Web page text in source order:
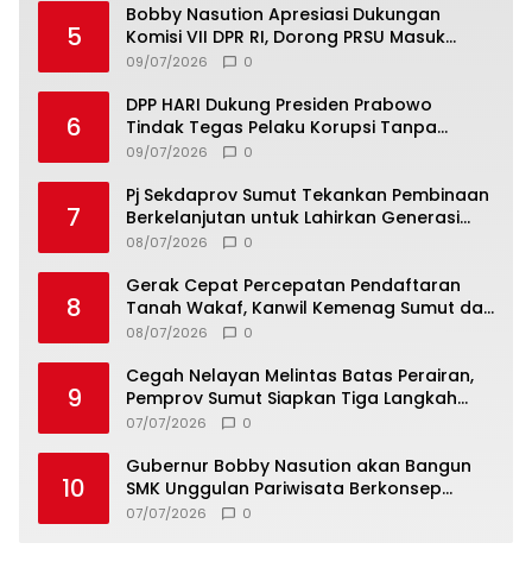
5
Bobby Nasution Apresiasi Dukungan
Komisi VII DPR RI, Dorong PRSU Masuk
Kalender Event Nasional
09/07/2026 0
6
DPP HARI Dukung Presiden Prabowo
Tindak Tegas Pelaku Korupsi Tanpa
Tebang Pilih
09/07/2026 0
7
Pj Sekdaprov Sumut Tekankan Pembinaan
Berkelanjutan untuk Lahirkan Generasi
Qurani Berkarakter
08/07/2026 0
8
Gerak Cepat Percepatan Pendaftaran
Tanah Wakaf, Kanwil Kemenag Sumut dan
Lintas Instansi Bahas Draf MoU
08/07/2026 0
9
Cegah Nelayan Melintas Batas Perairan,
Pemprov Sumut Siapkan Tiga Langkah
Strategis
07/07/2026 0
10
Gubernur Bobby Nasution akan Bangun
SMK Unggulan Pariwisata Berkonsep
Boarding School di Samosir
07/07/2026 0